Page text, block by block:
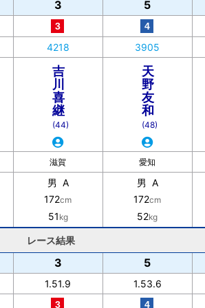
3 5
4218 3905
吉
川
喜
継
(44)
天
野
友
和
(48)
滋賀 愛知
男 A
172cm
51 kg
男 A
172cm
52kg
レース結果
3 5
1.51.9 1.53.6